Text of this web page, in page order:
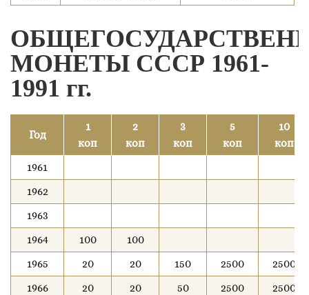
МОНЕТЫ СССР 1961-
1991 гг.
Год
1
коп
2
коп
3
коп
5
коп
10
коп
1961
1962
1963
1964
100
100
1965
20 20 150 2500
2500
1966
20 20 50 2500
2500